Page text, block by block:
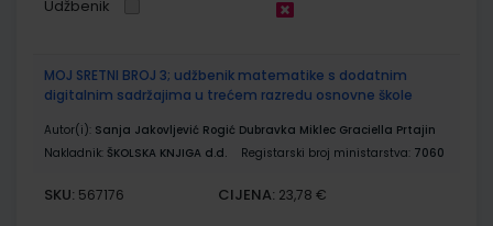
Udžbenik
MOJ SRETNI BROJ 3; udžbenik matematike s dodatnim
digitalnim sadržajima u trećem razredu osnovne škole
Autor(i): Sanja Jakovljević Rogić Dubravka Miklec Graciella Prtajin
Nakladnik: ŠKOLSKA KNJIGA d.d. Registarski broj ministarstva: 7060
SKU: 567176 CIJENA: 23,78 €